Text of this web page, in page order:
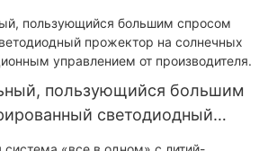
для
системы.
пользующийся большим
светодиодный
батареях с